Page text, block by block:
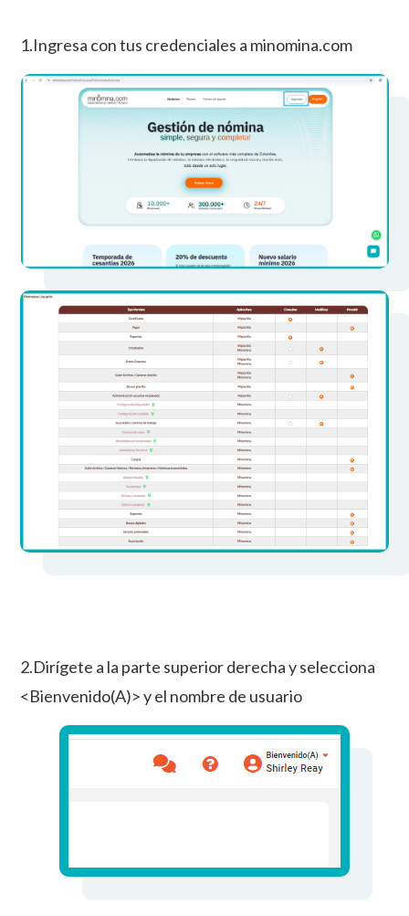
1.Ingresa con tus credenciales a minomina.com
2.Dirígete a la parte superior derecha y selecciona
<Bienvenido(A)> y el nombre de usuario